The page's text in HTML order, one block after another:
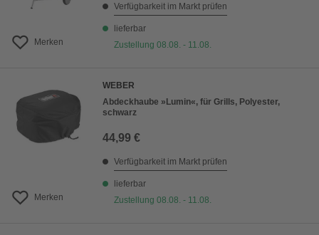
Merken
Verfügbarkeit im Markt prüfen
lieferbar
Zustellung 08.08. - 11.08.
Merken
WEBER
Abdeckhaube »Lumin«, für Grills, Polyester,
schwarz
44,99 €
Verfügbarkeit im Markt prüfen
lieferbar
Zustellung 08.08. - 11.08.